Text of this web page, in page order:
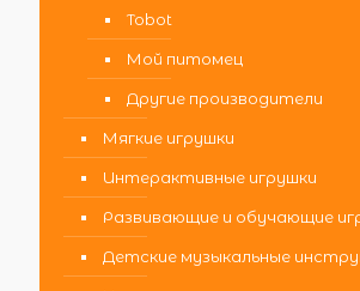
Tobot
Мой питомец
Другие производители
Мягкие игрушки
Интерактивные игрушки
Развивающие и обучающие
Детские музыкальные